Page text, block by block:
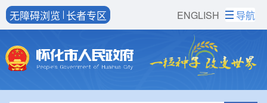
ENGLISH
无障碍浏览 长者专区 导航